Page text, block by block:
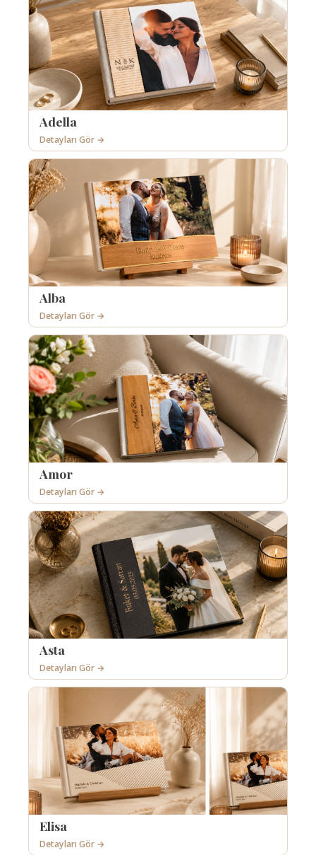
Adella
Detayları Gör →
Alba
Detayları Gör →
Amor
Detayları Gör →
Asta
Detayları Gör →
Elisa
Detayları Gör →